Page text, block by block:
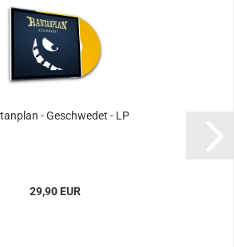
- Geschwedet - LP
29,90 EUR